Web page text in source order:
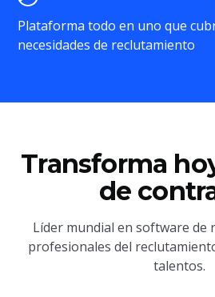
Plataforma todo en uno que
necesidades de reclutamiento
Transforma
de
Líder mundial en software de
profesionales del
talentos.